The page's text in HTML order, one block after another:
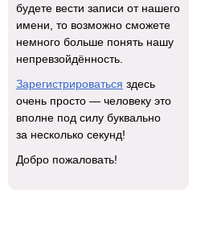
будете вести записи от нашего
имени, то возможно сможете
немного больше понять нашу
непревзойдённость.
Зарегистрироваться здесь
очень просто — человеку это
вполне под силу буквально
за несколько секунд!
Добро пожаловать!